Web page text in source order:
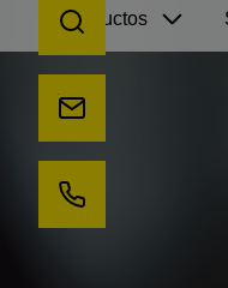
Open search
Send us an e-mail
Call us
Productos